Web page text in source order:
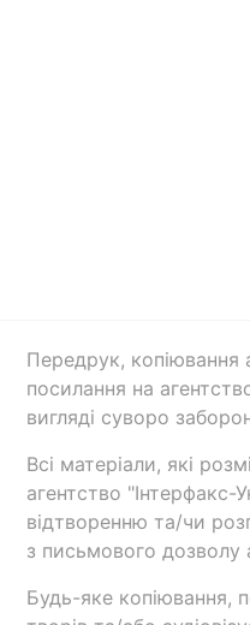
Передрук, копіювання
посилання на
вигляді суворо
Всі матеріали, які
агентство "Інтерфакс-
відтворенню та/чи
з письмового дозволу
Будь-яке копіювання,